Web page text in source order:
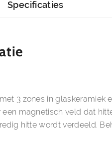
Specificaties
3 zones in glaskeramiek
magnetisch veld dat
hitte wordt verdeeld.